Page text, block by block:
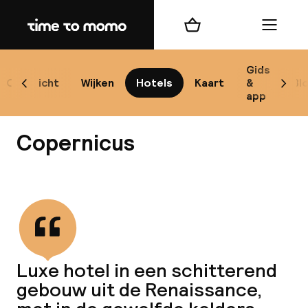
Home
Overzicht Wijken Hotels Kaart
Gids
&
app
Scroll naar links
Winkelmand Menu
Copernicus
Luxe hotel in een schitterend
gebouw uit de Renaissance,